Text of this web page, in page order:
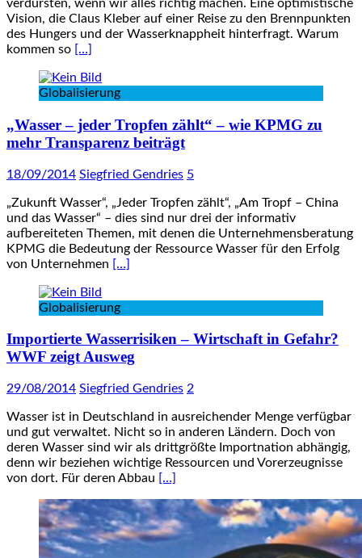
verdursten, wenn wir alles richtig machen. Eine optimistische
Vision, die Claus Kleber auf einer Reise zu den Brennpunkten
des Hungers und der Wasserknappheit hinterfragt. Warum
kommen so […]
Globalisierung
„Wasser – jeder Tropfen zählt“ – wie KPMG zu
mehr Transparenz beiträgt
18/09/2014 Siegfried Gendries 5
„Zukunft Wasser“, „Jeder Tropfen zählt“, „Am Tropf – China
und das Wasser“ – dies sind nur drei der informativ
aufbereiteten Themen, mit denen die Unternehmensberatung
KPMG die Bedeutung der Ressource Wasser für den Erfolg
von Unternehmen […]
Globalisierung
Importierte Wasserrisiken – Wirtschaft in Gefahr?
WWF zeigt Ausweg
29/08/2014 Siegfried Gendries 2
Wasser ist in Deutschland in ausreichender Menge verfügbar
und gut verwaltet. Nicht so in anderen Ländern. Doch von
deren Wasser sind wir als drittgrößte Importnation abhängig,
denn wir beziehen wichtige Ressourcen und Vorerzeugnisse
von dort. Für deren Abbau […]